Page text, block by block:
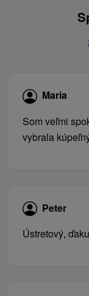
Maria
Som veľmi
vybrala
Peter
Ústretový,